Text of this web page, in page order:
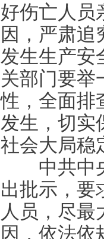
好伤亡人员
因，严肃追
发生生产安
关部门要举
性，全面排
发生，切实
社会大局稳
中共中央
出批示，要
人员，尽
因，依法依